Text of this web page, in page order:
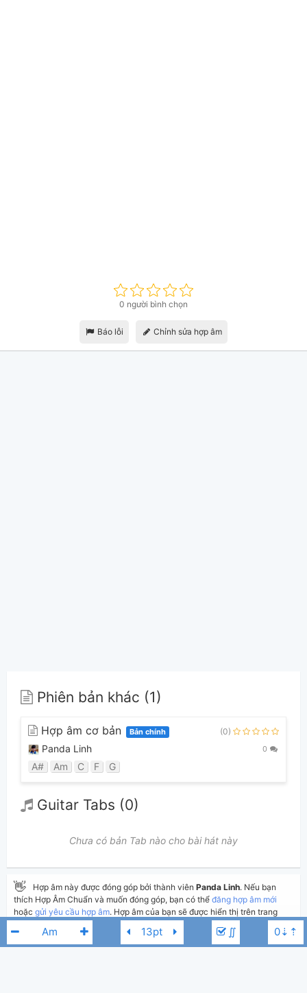
∬
0 người bình chọn
Báo lỗi Chỉnh sửa hợp âm
Phiên bản khác (1)
Hợp âm cơ bản Bản chính (0)
Panda Linh 0
A# Am C F G
Guitar Tabs (0)
Chưa có bản Tab nào cho bài hát này
👋 Hợp âm này được đóng góp bởi thành viên Panda Linh. Nếu bạn
thích Hợp Âm Chuẩn và muốn đóng góp, bạn có thể đăng hợp âm mới
hoặc gửi yêu cầu hợp âm. Hợp âm của bạn sẽ được hiển thị trên trang
chủ cho tất cả mọi người tra cứu.
Nếu bạn thấy hợp âm có sai sót, bạn có thể bình luận ở bên dưới hoặc gửi